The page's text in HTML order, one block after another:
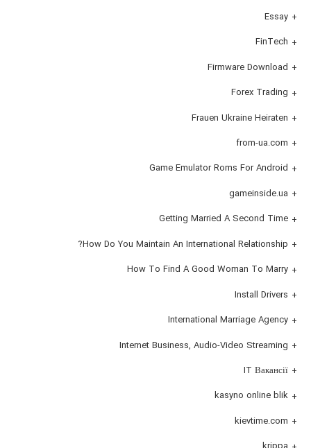
Essay
FinTech
Firmware Download
Forex Trading
Frauen Ukraine Heiraten
from-ua.com
Game Emulator Roms For Android
gameinside.ua
Getting Married A Second Time
How Do You Maintain An International Relationship?
How To Find A Good Woman To Marry
Install Drivers
International Marriage Agency
Internet Business, Audio-Video Streaming
IT Вакансії
kasyno online blik
kievtime.com